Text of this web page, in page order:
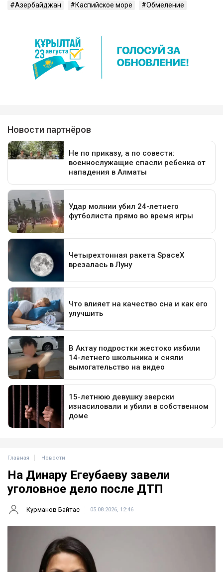
Азербайджан Каспийское море Обмеление
Главная Новости
На Динару Егеубаеву завели
уголовное дело после ДТП
Курманов Байтас 05.08.2026, 12:46